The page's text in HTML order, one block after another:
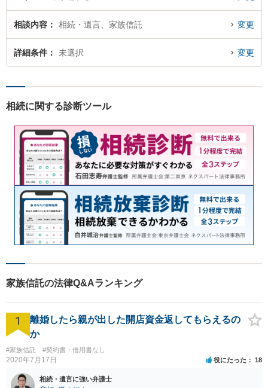
相談内容 相続・遺言、家族信託 変更
詳細条件 未選択 変更
相続に関する診断ツール
家族信託の法律Q&Aランキング
1
離婚したら親が出した開店資金返してもらえるの
か
#家族信託 #契約書・借用書なし
2020年7月17日 役にたった 18
相続・遺言に強い弁護士